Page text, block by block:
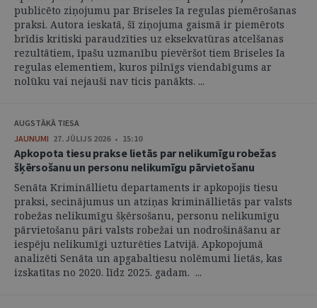
publicēto ziņojumu par Briseles Ia regulas piemērošanas
praksi. Autora ieskatā, šī ziņojuma gaismā ir piemērots
brīdis kritiski paraudzīties uz eksekvatūras atcelšanas
rezultātiem, īpašu uzmanību pievēršot tiem Briseles Ia
regulas elementiem, kuros pilnīgs viendabīgums ar
nolūku vai nejauši nav ticis panākts. ...
AUGSTĀKĀ TIESA
JAUNUMI 27. JŪLIJS 2026 • 15:10
Apkopota tiesu prakse lietās par nelikumīgu robežas
šķērsošanu un personu nelikumīgu pārvietošanu
Senāta Krimināllietu departaments ir apkopojis tiesu
praksi, secinājumus un atziņas krimināllietās par valsts
robežas nelikumīgu šķērsošanu, personu nelikumīgu
pārvietošanu pāri valsts robežai un nodrošināšanu ar
iespēju nelikumīgi uzturēties Latvijā. Apkopojumā
analizēti Senāta un apgabaltiesu nolēmumi lietās, kas
izskatītas no 2020. līdz 2025. gadam. ...